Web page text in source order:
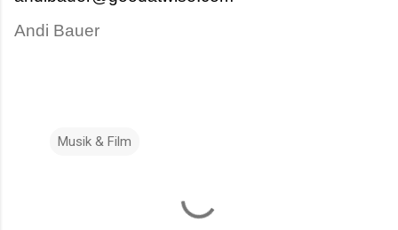
Andi Bauer
Musik & Film